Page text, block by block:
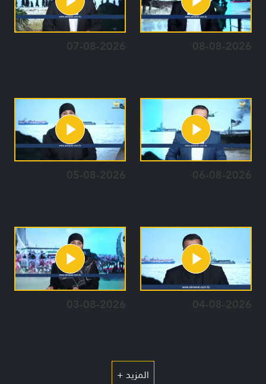
08-08-2026
07-08-2026
06-08-2026
05-08-2026
04-08-2026
03-08-2026
المزيد +